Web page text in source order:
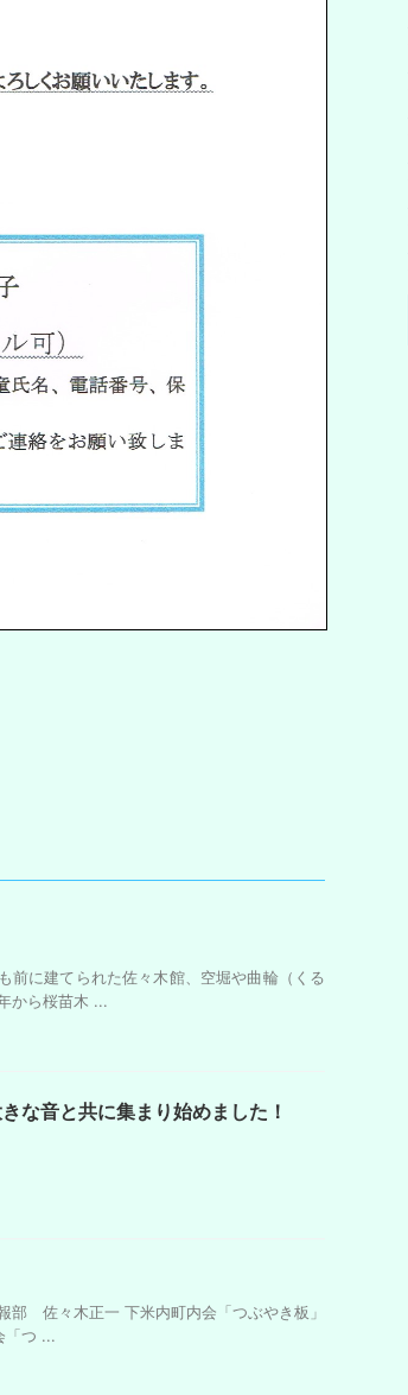
に建てられた佐々木館、空堀や曲輪（くる
から桜苗木 ...
な音と共に集まり始めました！
木正一 下米内町内会「つぶやき板」
「つ ...